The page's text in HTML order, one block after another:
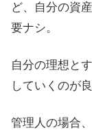
ど、自分の資
要ナシ。
自分の理想と
していくのが
管理人の場合